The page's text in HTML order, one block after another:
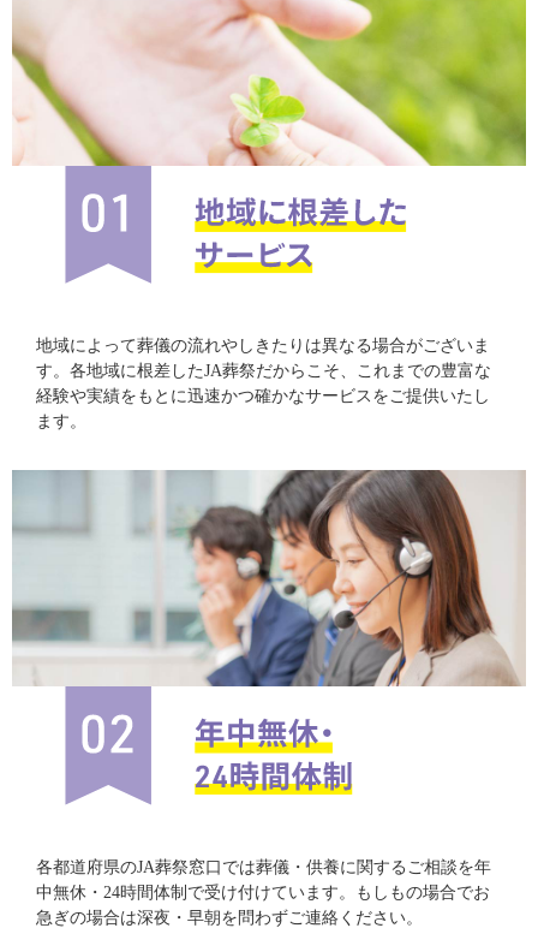
地域によって葬儀の流れやしきたりは異なる場合がございま
す。各地域に根差したJA葬祭だからこそ、これまでの豊富な
経験や実績をもとに迅速かつ確かなサービスをご提供いたし
ます。
各都道府県のJA葬祭窓口では葬儀・供養に関するご相談を年
中無休・24時間体制で受け付けています。もしもの場合でお
急ぎの場合は深夜・早朝を問わずご連絡ください。